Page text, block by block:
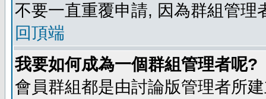
不要一直重覆申請, 因為群組管理
回頂端
我要如何成為一個群組管理者呢?
會員群組都是由討論版管理者所